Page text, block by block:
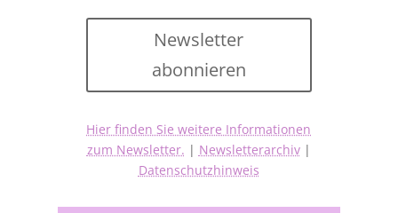
Newsletter
abonnieren
Hier finden Sie weitere Informationen
zum Newsletter. | Newsletterarchiv|
Datenschutzhinweis